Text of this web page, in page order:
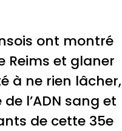
ont montré
Reims et glaner
à ne rien lâcher,
l’ADN sang et
de cette 35e